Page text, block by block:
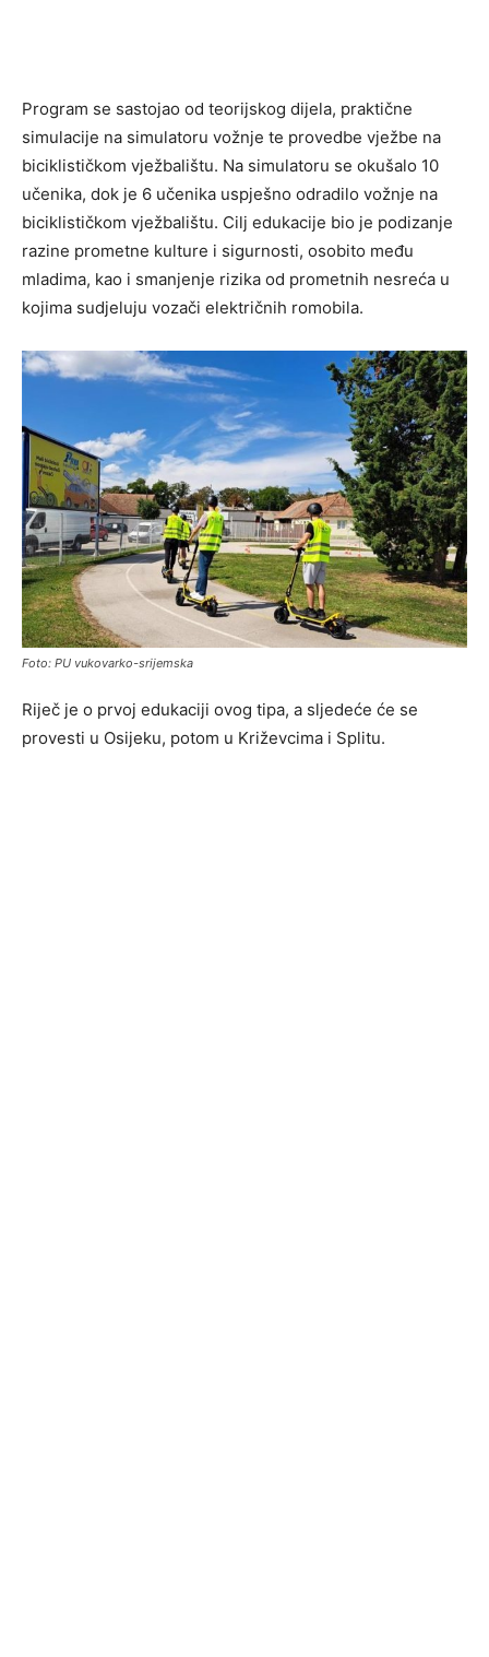
Program se sastojao od teorijskog dijela, praktične
simulacije na simulatoru vožnje te provedbe vježbe na
biciklističkom vježbalištu. Na simulatoru se okušalo 10
učenika, dok je 6 učenika uspješno odradilo vožnje na
biciklističkom vježbalištu. Cilj edukacije bio je podizanje
razine prometne kulture i sigurnosti, osobito među
mladima, kao i smanjenje rizika od prometnih nesreća u
kojima sudjeluju vozači električnih romobila.
Foto: PU vukovarko-srijemska
Riječ je o prvoj edukaciji ovog tipa, a sljedeće će se
provesti u Osijeku, potom u Križevcima i Splitu.